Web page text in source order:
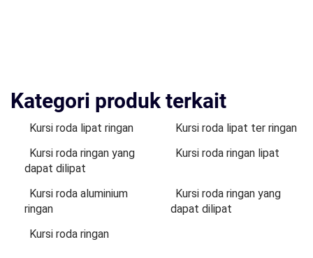
Kategori produk terkait
Kursi roda lipat ringan
Kursi roda lipat ter ringan
Kursi roda ringan yang
dapat dilipat
Kursi roda ringan lipat
Kursi roda aluminium
ringan
Kursi roda ringan yang
dapat dilipat
Kursi roda ringan